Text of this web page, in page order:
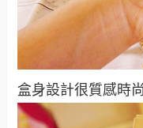
盒身設計很質感時